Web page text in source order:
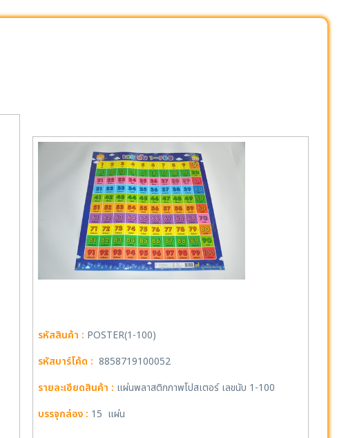
รหัสสินค้า : POSTER(1-100)
รหัสบาร์โค้ด : 8858719100052
รายละเอียดสินค้า : แผ่นพลาสติกภาพโปสเตอร์ เลขนับ 1-100
บรรจุกล่อง : 15 แผ่น